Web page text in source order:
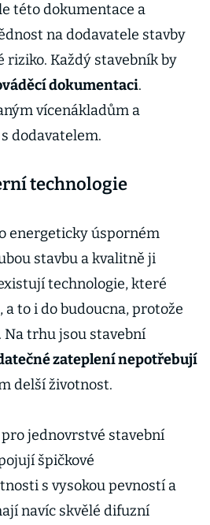
této dokumentace a
na dodavatele stavby
riziko. Každý stavebník by
dokumentaci.
vícenákladům a
dodavatelem.
technologie
energeticky úsporném
stavbu a kvalitně ji
technologie, které
to i do budoucna, protože
Na trhu jsou stavební
zateplení nepotřebují
delší životnost.
jednovrstvé stavební
špičkové
s vysokou pevností a
navíc skvělé difuzní